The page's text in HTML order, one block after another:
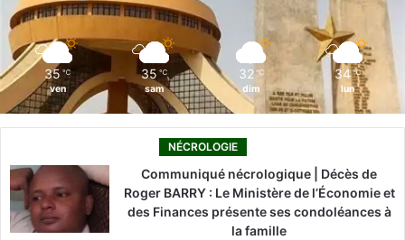
k
n
35 ℃
ven
35 ℃
sam
32 ℃
dim
34 ℃
lun
NÉCROLOGIE
Communiqué nécrologique | Décès de
Roger BARRY : Le Ministère de l’Économie et
des Finances présente ses condoléances à
la famille